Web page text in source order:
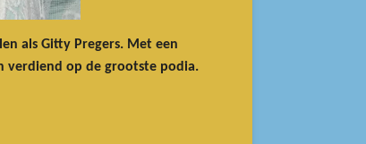
als Gitty Pregers. Met een
verdiend op de grootste podia.